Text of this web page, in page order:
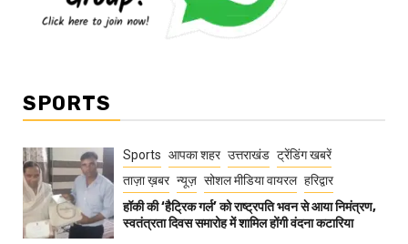
SPORTS
Sports आपका शहर उत्तराखंड ट्रेंडिंग खबरें
ताज़ा ख़बर न्यूज़ सोशल मीडिया वायरल हरिद्वार
हॉकी की ‘हैट्रिक गर्ल’ को राष्ट्रपति भवन से आया निमंत्रण,
स्वतंत्रता दिवस समारोह में शामिल होंगी वंदना कटारिया